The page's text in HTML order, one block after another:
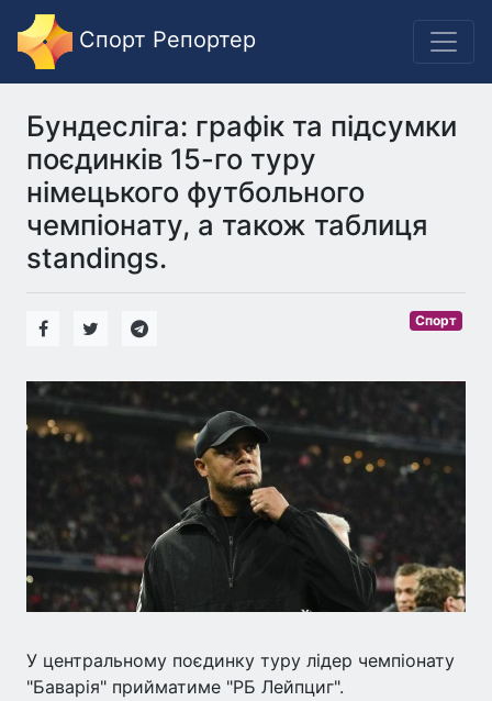
Спорт Репортер
Бундесліга: графік та підсумки
поєдинків 15-го туру
німецького футбольного
чемпіонату, а також таблиця
standings.
Спорт
У центральному поєдинку туру лідер чемпіонату
"Баварія" прийматиме "РБ Лейпциг".